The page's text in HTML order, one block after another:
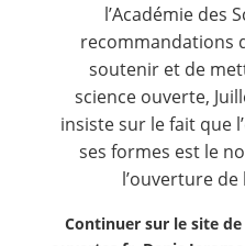
l’Académie des
recommandations
soutenir et de
science ouverte,
insiste sur le fait que
ses formes est le
l’ouverture de
Continuer sur le site de